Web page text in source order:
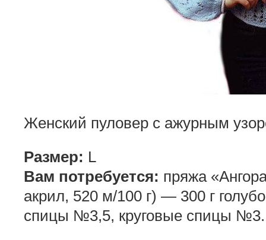
Женский пуловер с ажурным
Размер: L
Вам потребуется: пряжа
акрил, 520 м/100 г) — 300 г
спицы №3,5, круговые спицы №3.